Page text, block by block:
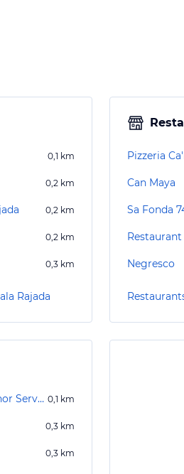
0,1 km
0,2 km
0,2 km
0,2 km
0,3 km
Rajada
Pizzeria
Can Maya
Sa Fonda
Restaurant
Negresco
Einkaufsstraße L'Agulla und Elionor Servera 0,1 km
0,3 km
0,3 km